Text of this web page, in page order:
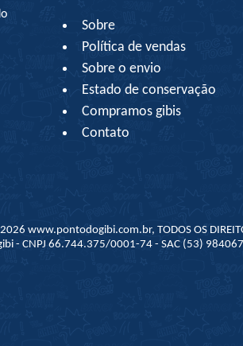
Sobre
Política de vendas
Sobre o envio
Estado de conservação
Compramos gibis
Contato
www.pontodogibi.com.br, TODOS OS
- CNPJ 66.744.375/0001-74 - SAC (53)